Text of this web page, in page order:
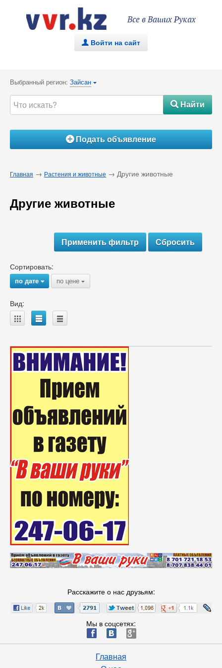
Все в Ваших Руках
. Войти на сайт
Выбранный регион: Зайсан {
#Найти
ÁПодать объявление
Главная → Растения и животные → Другие животные
Другие животные
Сортировать:
по дате{ по цене {
Вид:
A B C
Расскажите о нас друзьям:
Мы в соцсетях:
ä æ è
Главная